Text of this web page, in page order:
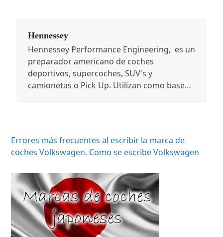
Hennessey
Hennessey Performance Engineering, es un
preparador americano de coches
deportivos, supercoches, SUV's y
camionetas o Pick Up. Utilizan como base…
Errores más frecuentes al escribir la marca de
coches Volkswagen. Como se escribe Volkswagen